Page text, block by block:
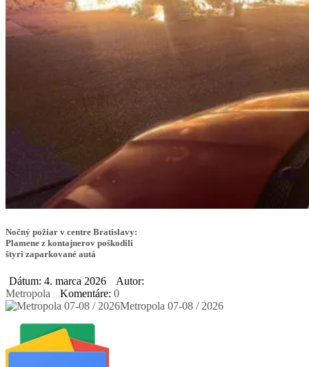
Nočný požiar v centre Bratislavy:
Plamene z kontajnerov poškodili
štyri zaparkované autá
Dátum: 4. marca 2026
Autor:
Metropola
Komentáre: 0
Metropola 07-08 / 2026